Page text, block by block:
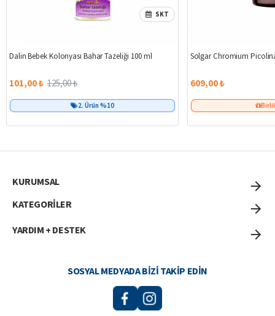
SKT
Dalin Bebek Kolonyası Bahar Tazeliği 100 ml
101,00 ₺ 125,00 ₺
2. Ürün %10
Solgar Chromium
609,00 ₺
KURUMSAL
KATEGORİLER
YARDIM + DESTEK
SOSYAL MEDYADA BIZI TAKIP EDIN